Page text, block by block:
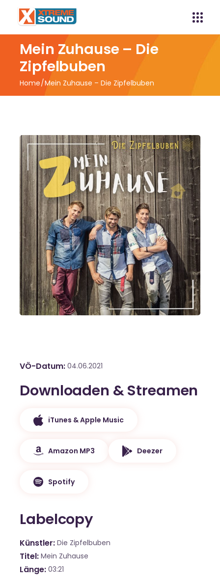
Mein Zuhause – Die
Zipfelbuben
Home Mein Zuhause – Die Zipfelbuben
VÖ-Datum 04.06.2021
Downloaden & Streamen
iTunes & Apple Music
Amazon MP3 Deezer
Spotify
Labelcopy
Künstler Die Zipfelbuben
Titel Mein Zuhause
Länge 03:21